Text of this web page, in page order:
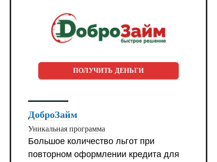
ПОЛУЧИТЬ ДЕНЬГИ
ДоброЗайм
Уникальная программа
Большое количество льгот при
повторном оформлении кредита для